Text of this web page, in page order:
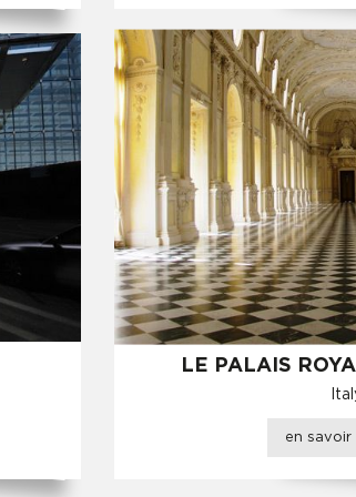
LE PALAIS
en savoir